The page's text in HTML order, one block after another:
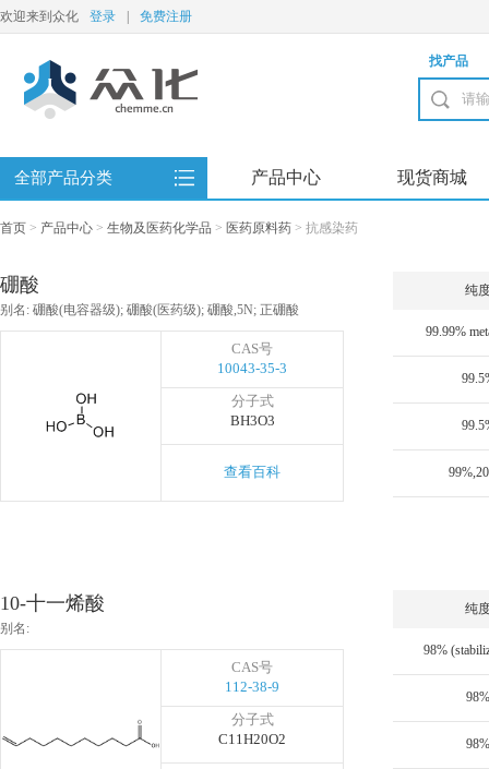
欢迎来到众化 登录 免费注册
找产品
全部产品分类 产品中心 现货商城
首页 > 产品中心 > 生物及医药化学品 > 医药原料药 > 抗感染药
硼酸
别名: 硼酸(电容器级); 硼酸(医药级); 硼酸,5N; 正硼酸
CAS号
10043-35-3
分子式
BH3O3
查看百科
纯
99.99%
10-十一烯酸
别名:
CAS号
112-38-9
分子式
C11H20O2
纯
98%
98%